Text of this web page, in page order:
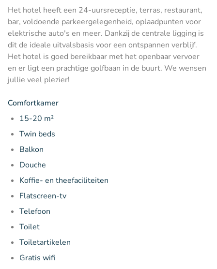
Het hotel heeft een 24-uursreceptie, terras, restaurant,
bar, voldoende parkeergelegenheid, oplaadpunten voor
elektrische auto's en meer. Dankzij de centrale ligging is
dit de ideale uitvalsbasis voor een ontspannen verblijf.
Het hotel is goed bereikbaar met het openbaar vervoer
en er ligt een prachtige golfbaan in de buurt. We wensen
jullie veel plezier!
Comfortkamer
15-20 m²
Twin beds
Balkon
Douche
Koffie- en theefaciliteiten
Flatscreen-tv
Telefoon
Toilet
Toiletartikelen
Gratis wifi